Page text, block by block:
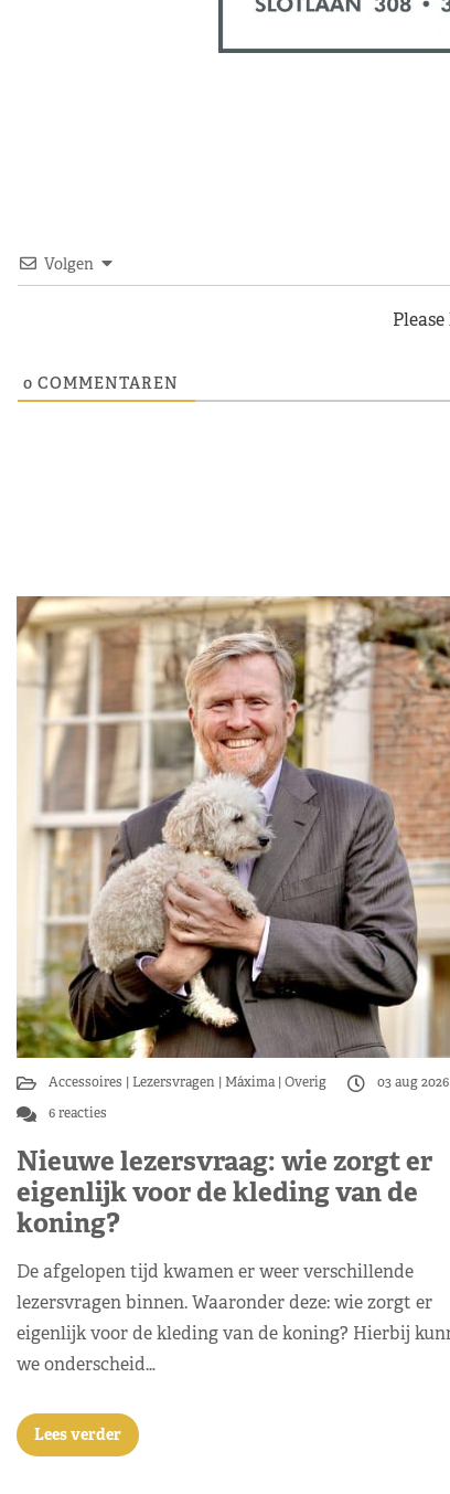
Volgen
0 COMMENTAREN
Accessoires Lezersvragen Máxima Overig
03 aug 2026
6 reacties
Nieuwe lezersvraag: wie zorgt er
eigenlijk voor de kleding van de
koning?
De afgelopen tijd kwamen er weer verschillende
lezersvragen binnen. Waaronder deze: wie zorgt er
eigenlijk voor de kleding van de koning? Hierbij
we onderscheid…
Lees verder